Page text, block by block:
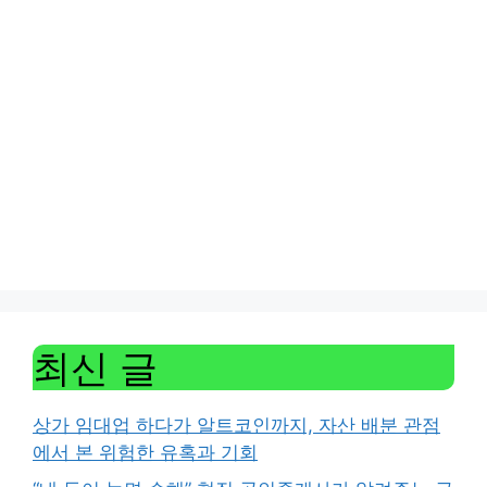
최신 글
상가 임대업 하다가 알트코인까지, 자산 배분 관점
에서 본 위험한 유혹과 기회